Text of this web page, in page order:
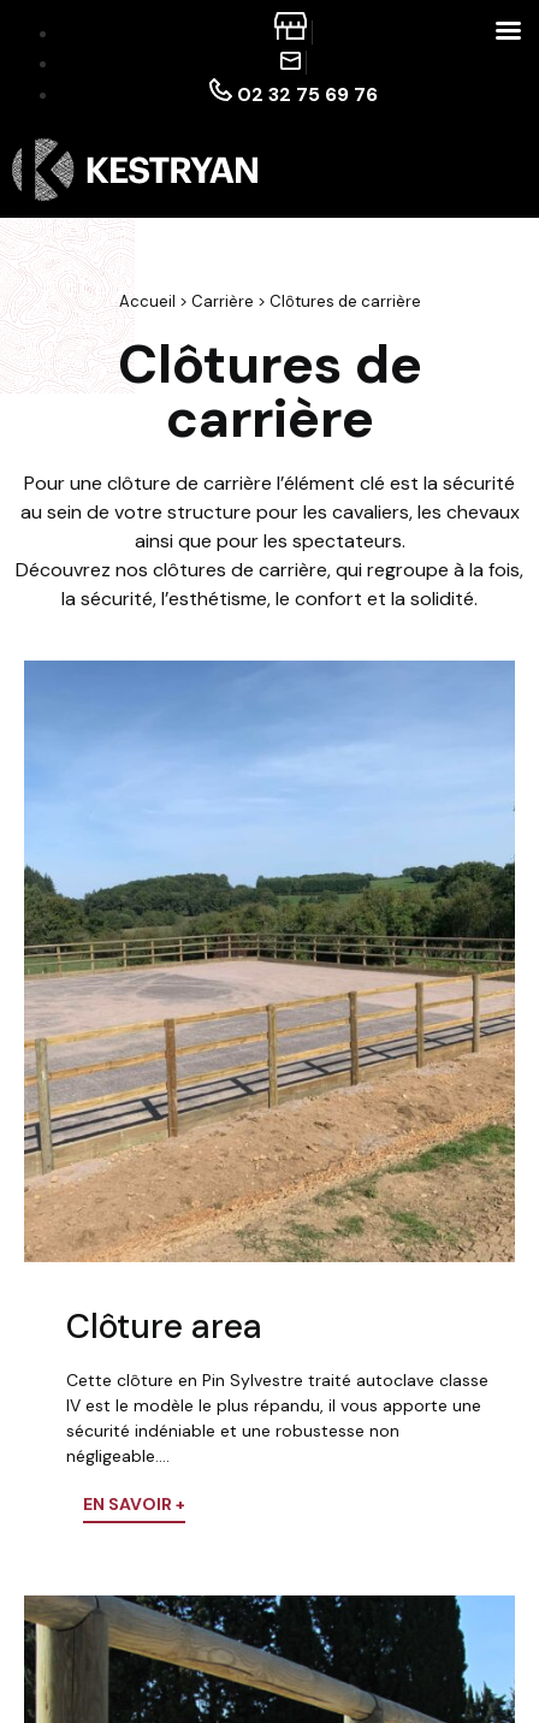
02 32 75 69 76
Accueil > Carrière > Clôtures de carrière
Clôtures de
carrière
Pour une clôture de carrière l’élément clé est la sécurité
au sein de votre structure pour les cavaliers, les chevaux
ainsi que pour les spectateurs.
Découvrez nos clôtures de carrière, qui regroupe à la fois,
la sécurité, l’esthétisme, le confort et la solidité.
Clôture area
Cette clôture en Pin Sylvestre traité autoclave classe
IV est le modèle le plus répandu, il vous apporte une
sécurité indéniable et une robustesse non
négligeable….
EN SAVOIR +